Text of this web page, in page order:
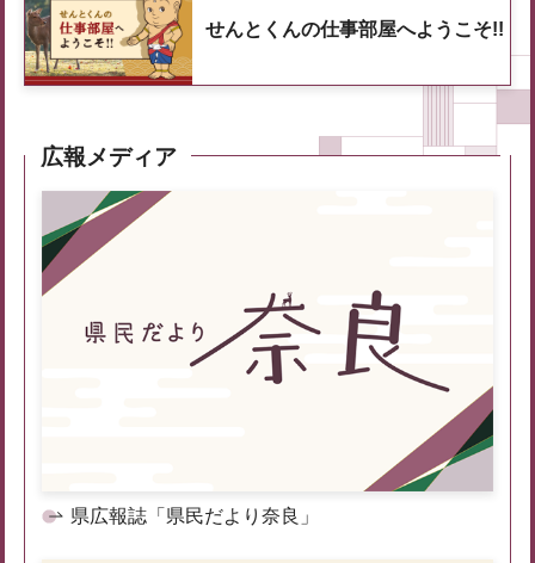
せんとくんの仕事部屋へようこそ!!
広報メディア
県広報誌「県民だより奈良」